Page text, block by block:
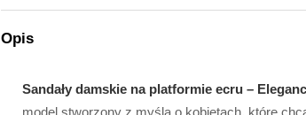
Opis
Sandały damskie na platformie ecru –